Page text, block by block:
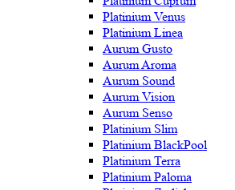
Platinium Venus
Platinium Linea
Aurum Gusto
Aurum Aroma
Aurum Sound
Aurum Vision
Aurum Senso
Platinium Slim
Platinium BlackPool
Platinium Terra
Platinium Paloma